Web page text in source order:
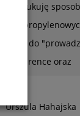
Poszukuję
roku do
szklarence oraz
Urszula Hahajska